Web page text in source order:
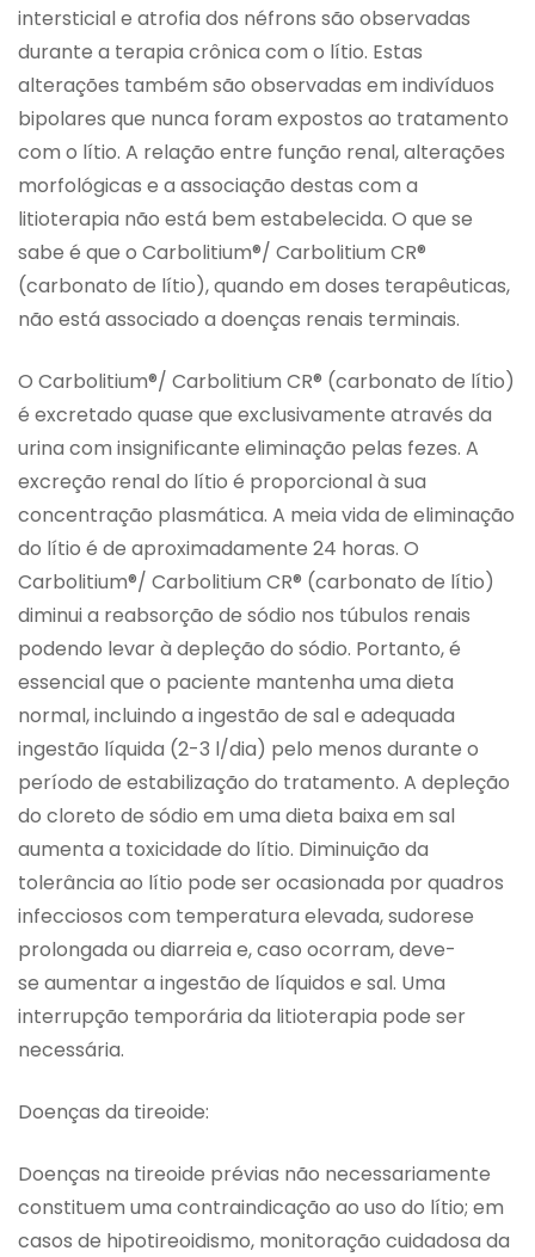
intersticial e atrofia dos néfrons são observadas
durante a terapia crônica com o lítio. Estas
alterações também são observadas em indivíduos
bipolares que nunca foram expostos ao tratamento
com o lítio. A relação entre função renal, alterações
morfológicas e a associação destas com a
litioterapia não está bem estabelecida. O que se
sabe é que o Carbolitium®/ Carbolitium CR®
(carbonato de lítio), quando em doses terapêuticas,
não está associado a doenças renais terminais.
O Carbolitium®/ Carbolitium CR® (carbonato de lítio)
é excretado quase que exclusivamente através da
urina com insignificante eliminação pelas fezes. A
excreção renal do lítio é proporcional à sua
concentração plasmática. A meia vida de eliminação
do lítio é de aproximadamente 24 horas. O
Carbolitium®/ Carbolitium CR® (carbonato de lítio)
diminui a reabsorção de sódio nos túbulos renais
podendo levar à depleção do sódio. Portanto, é
essencial que o paciente mantenha uma dieta
normal, incluindo a ingestão de sal e adequada
ingestão líquida (2-3 l/dia) pelo menos durante o
período de estabilização do tratamento. A depleção
do cloreto de sódio em uma dieta baixa em sal
aumenta a toxicidade do lítio. Diminuição da
tolerância ao lítio pode ser ocasionada por quadros
infecciosos com temperatura elevada, sudorese
prolongada ou diarreia e, caso ocorram, deve-
se aumentar a ingestão de líquidos e sal. Uma
interrupção temporária da litioterapia pode ser
necessária.
Doenças da tireoide:
Doenças na tireoide prévias não necessariamente
constituem uma contraindicação ao uso do lítio; em
casos de hipotireoidismo, monitoração cuidadosa da